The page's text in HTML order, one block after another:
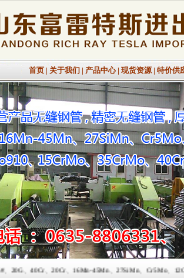
首页 | 关于我们 | 产品中心| 现货资源 | 特价供
40Cr、20Cr、16Mn-45Mn、27SiMn、Cr5Mo、